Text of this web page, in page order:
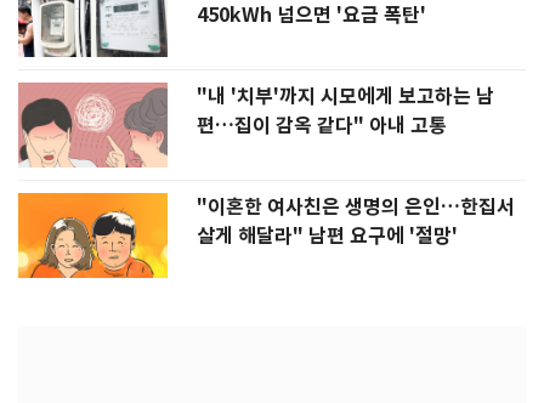
450kWh 넘으면 '요금 폭탄'
"내 '치부'까지 시모에게 보고하는 남
편…집이 감옥 같다" 아내 고통
"이혼한 여사친은 생명의 은인…한집서
살게 해달라" 남편 요구에 '절망'